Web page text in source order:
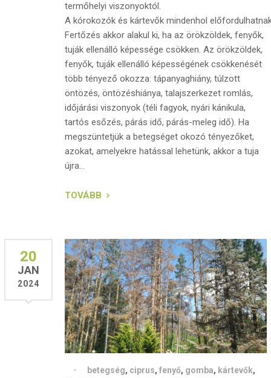
termőhelyi viszonyoktól.
A kórokozók és kártevők mindenhol
Fertőzés akkor alakul ki, ha az örökzöldek, fenyők,
tuják ellenálló képessége csökken. Az örökzöldek,
fenyők, tuják ellenálló képességének csökkenését
több tényező okozza: tápanyaghiány, túlzott
öntözés, öntözéshiánya, talajszerkezet romlás,
időjárási viszonyok (téli fagyok, nyári kánikula,
tartós esőzés, párás idő, párás-meleg idő). Ha
megszüntetjük a betegséget okozó tényezőket,
azokat, amelyekre hatással lehetünk, akkor a tuja
újra...
TOVÁBB
20
JAN
2024
betegség, ciprus, fenyő, gomba, kártevők,